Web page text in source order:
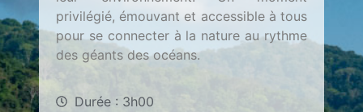
privilégié, émouvant et accessible à tous
pour se connecter à la nature au rythme
des géants des océans.
Durée : 3h00